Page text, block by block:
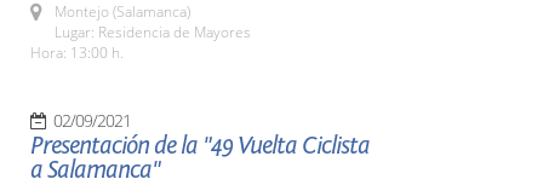
Montejo (Salamanca)
Lugar: Residencia de Mayores
Hora: 13:00 h.
02/09/2021
Presentación de la "49 Vuelta Ciclista
a Salamanca"